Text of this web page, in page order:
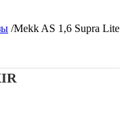
/Mekk AS 1,6 Supra Lite